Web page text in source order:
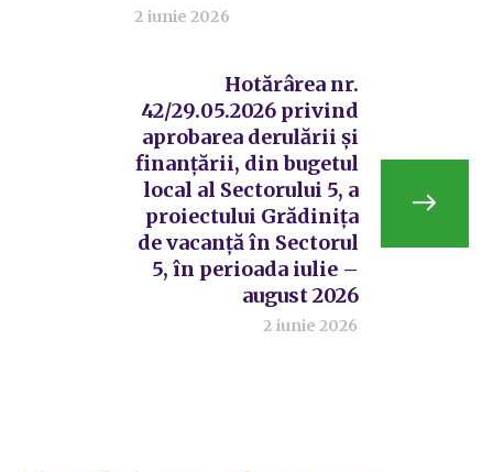
2 iunie 2026
Hotărârea nr.
42/29.05.2026 privind
aprobarea derulării și
finanțării, din bugetul
local al Sectorului 5, a
proiectului Grădinița
de vacanță în Sectorul
5, în perioada iulie –
august 2026
2 iunie 2026